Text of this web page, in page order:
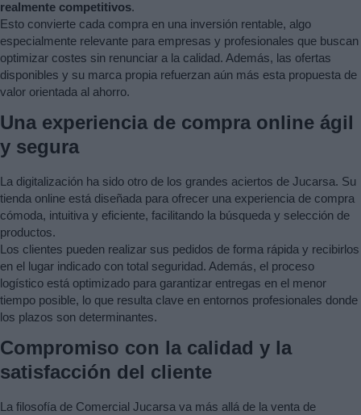
realmente competitivos.
Esto convierte cada compra en una inversión rentable, algo
especialmente relevante para empresas y profesionales que buscan
optimizar costes sin renunciar a la calidad. Además, las ofertas
disponibles y su marca propia refuerzan aún más esta propuesta de
valor orientada al ahorro.
Una experiencia de compra online ágil
y segura
La digitalización ha sido otro de los grandes aciertos de Jucarsa. Su
tienda online está diseñada para ofrecer una experiencia de compra
cómoda, intuitiva y eficiente, facilitando la búsqueda y selección de
productos.
Los clientes pueden realizar sus pedidos de forma rápida y recibirlos
en el lugar indicado con total seguridad. Además, el proceso
logístico está optimizado para garantizar entregas en el menor
tiempo posible, lo que resulta clave en entornos profesionales donde
los plazos son determinantes.
Compromiso con la calidad y la
satisfacción del cliente
La filosofía de Comercial Jucarsa va más allá de la venta de